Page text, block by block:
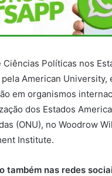
Políticas nos
American University,
em organismos
dos Estados
(ONU), no Woodrow
Institute.
também nas redes